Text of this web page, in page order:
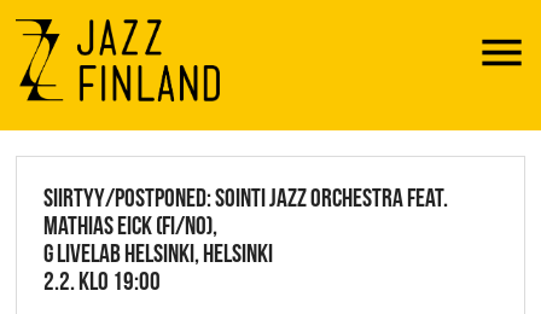
Menu
JAZZ FINLAND LIVE
SIIRTYY/POSTPONED: SOINTI JAZZ ORCHESTRA FEAT.
MATHIAS EICK (FI/NO),
G LIVELAB HELSINKI, HELSINKI
2.2. KLO 19:00